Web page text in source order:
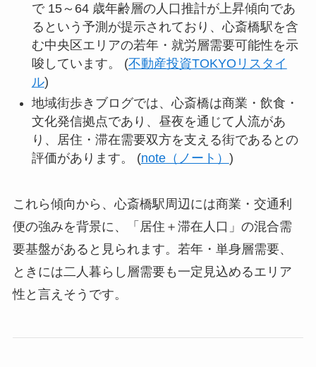
で 15～64 歳年齢層の人口推計が上昇傾向であ
るという予測が提示されており、心斎橋駅を含
む中央区エリアの若年・就労層需要可能性を示
唆しています。 (不動産投資TOKYOリスタイ
ル)
地域街歩きブログでは、心斎橋は商業・飲食・
文化発信拠点であり、昼夜を通じて人流があ
り、居住・滞在需要双方を支える街であるとの
評価があります。 (note（ノート） )
これら傾向から、心斎橋駅周辺には商業・交通利
便の強みを背景に、「居住＋滞在人口」の混合需
要基盤があると見られます。若年・単身層需要、
ときには二人暮らし層需要も一定見込めるエリア
性と言えそうです。